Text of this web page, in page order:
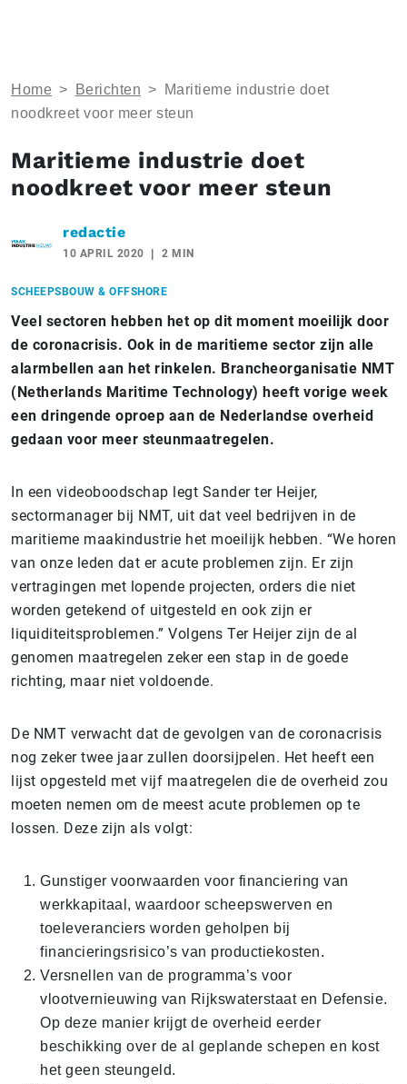
Home > Berichten >
Maritieme industrie doet
noodkreet voor meer steun
Maritieme industrie doet
noodkreet voor meer steun
redactie
10 APRIL 2020 2 MIN
SCHEEPSBOUW & OFFSHORE
Veel sectoren hebben het op dit moment moeilijk door
de coronacrisis. Ook in de maritieme sector zijn alle
alarmbellen aan het rinkelen. Brancheorganisatie NMT
(Netherlands Maritime Technology) heeft vorige week
een dringende oproep aan de Nederlandse overheid
gedaan voor meer steunmaatregelen.
In een videoboodschap legt Sander ter Heijer,
sectormanager bij NMT, uit dat veel bedrijven in de
maritieme maakindustrie het moeilijk hebben. “We horen
van onze leden dat er acute problemen zijn. Er zijn
vertragingen met lopende projecten, orders die niet
worden getekend of uitgesteld en ook zijn er
liquiditeitsproblemen.” Volgens Ter Heijer zijn de al
genomen maatregelen zeker een stap in de goede
richting, maar niet voldoende.
De NMT verwacht dat de gevolgen van de coronacrisis
nog zeker twee jaar zullen doorsijpelen. Het heeft een
lijst opgesteld met vijf maatregelen die de overheid zou
moeten nemen om de meest acute problemen op te
lossen. Deze zijn als volgt:
Gunstiger voorwaarden voor financiering van
werkkapitaal, waardoor scheepswerven en
toeleveranciers worden geholpen bij
financieringsrisico’s van productiekosten.
Versnellen van de programma’s voor
vlootvernieuwing van Rijkswaterstaat en Defensie.
Op deze manier krijgt de overheid eerder
beschikking over de al geplande schepen en kost
het geen steungeld.